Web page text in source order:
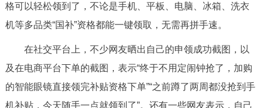
政策兑现 政策解读 回应关切
决策公开
政务服务
格可以轻松领到了，不论是手机、平板、电脑、冰箱、洗衣
机等多品类“国补”资格都能一键领取，无需再拼手速。
在社交平台上，不少网友晒出自己的申领成功截图，以
及在电商平台下单的截图，表示“终于不用定闹钟抢了，加购
的智能眼镜直接领完补贴资格下单”“之前蹲了两周都没抢到手
机补贴，今天随手一点就领到了”。还有一些网友表示，自己